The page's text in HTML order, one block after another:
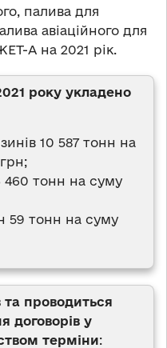
палива для
авіаційного для
А на 2021 рік.
року укладено
10 587 тонн на
460 тонн на суму
59 тонн на суму
проводиться
договорів у
терміни: